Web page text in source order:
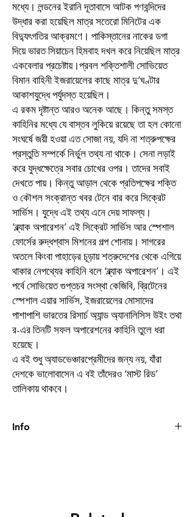
মধ্যে। লন্ডনের ইরানি দূতাবাসে আটক পণবন্দিদের
উদ্ধার করা হয়েছিল মাত্র সতেরো মিনিটের এক
বিদ্যুৎগতির আক্রমণে। পাকিস্তানের নাকের ডগা
দিয়ে ভারত সিয়াচেন হিমবাহ দখল করে নিয়েছিল মাত্র
একবেলার প্রচেষ্টায়।প্রবল শক্তিশালী সোভিয়েত
বিমান বাহিনী ইজরায়েলের কাছে মাত্র দু’ঘণ্টার
আকাশযুদ্ধে পর্যুদস্ত হয়েছিল।
এ রকম দৃষ্টান্ত আরও অনেক আছে। কিন্তু সমস্ত
কাহিনির মধ্যে যে বাস্তব লুকিয়ে রয়েছে তা হল কোনো
সংঘর্ষে জয়ী হওয়া এত সোজা নয়, যদি না শত্রুপক্ষের
প্রস্তুতি সম্পর্কে নির্ভুল তথ্য না থাকে। সেনা লড়াই
করে যুদ্ধক্ষেত্রে সবার চোখের ওপর। তাদের সবাই
দেখতে পায়। কিন্তু আড়াল থেকে প্রতিপক্ষের শক্তি
ও কৌশল সংক্রান্ত খবর টেনে বার করে সিক্রেট
সার্ভিস। যুদ্ধে এই তথ্য এনে দেয় সাফল্য।
‘ব্ল্যাক অপারেশন’ এই সিক্রেট সার্ভিস আর স্পেশাল
ফোর্সের রুদ্ধশ্বাস মিশনের গল্প শোনায়। সাগরের
অতলে কিংবা পাহাড়ের চূড়ায় শত্রুদেশের থেকে এগিয়ে
থাকার নেপথ্যের কাহিনি বলে ‘ব্ল্যাক অপারেশন’। এই
পর্বে সোভিয়েত গুপ্তচর সংস্থা কেজিবি, ব্রিটেনের
স্পেশাল এয়ার সার্ভিস, ইজরায়েলের মোসাদের
পাশাপাশি ভারতের রিসার্চ অ্যান্ড অ্যানালিসিস উইং তথা
র-এর তিনটি সফল অপারেশনের কাহিনি তুলে ধরা
হয়েছে।
এ বই শুধু অ্যাডভেঞ্চারপ্রেমীদের জন্য নয়, যাঁরা
দেশকে ভালোবাসেন এ বই তাঁদেরও ‘মাস্ট রিড’
তালিকায় থাকবে।
Info